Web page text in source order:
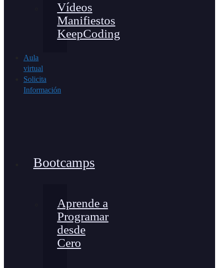
Vídeos
Manifiestos
KeepCoding
Aula
virtual
Solicita
Información
Bootcamps
Aprende a
Programar
desde
Cero